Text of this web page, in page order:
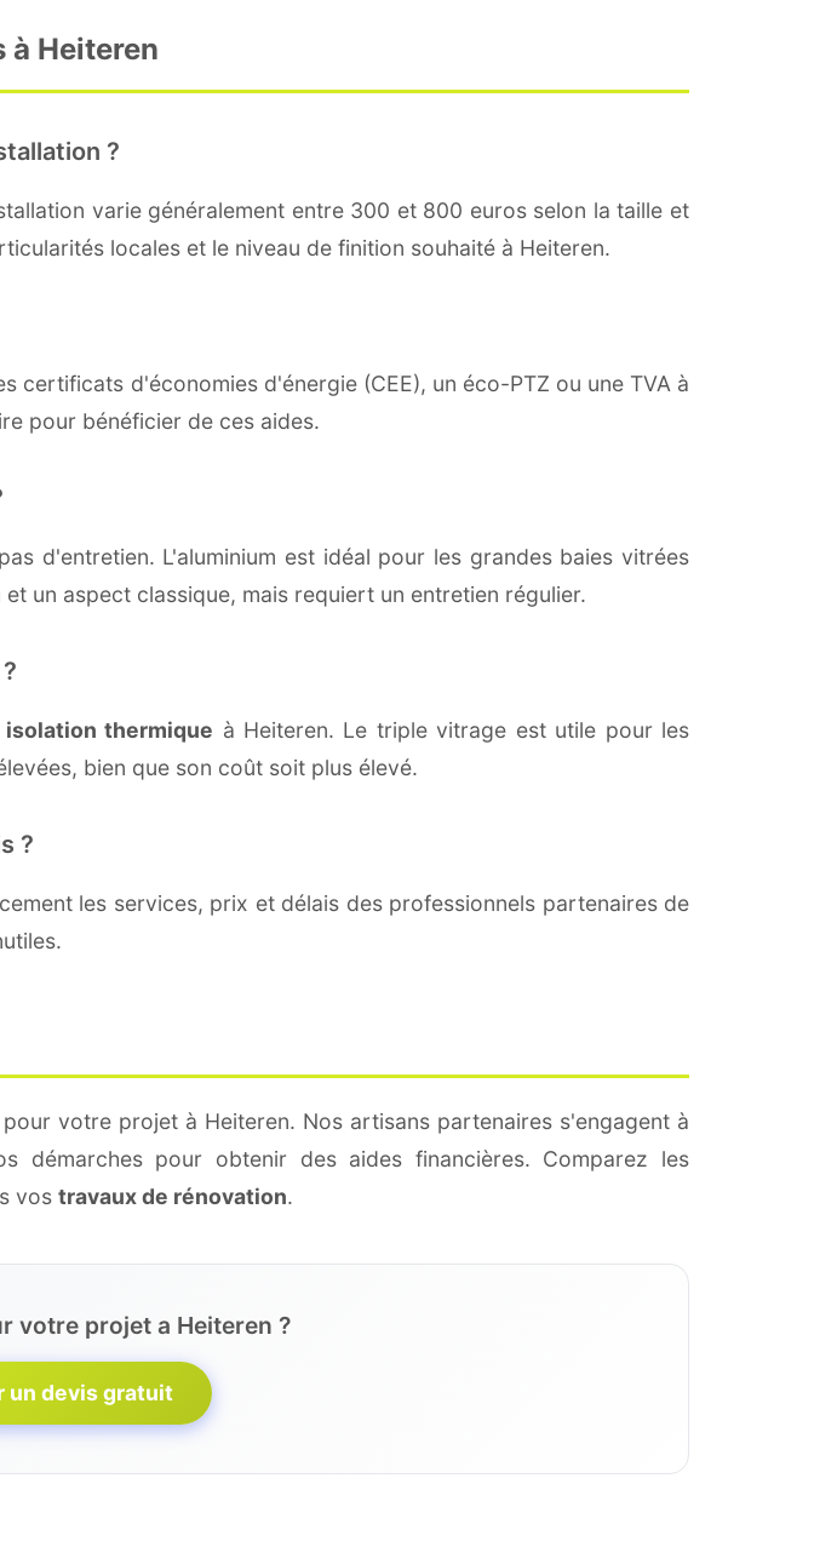
à Heiteren
?
varie généralement entre 300 et 800 euros selon la taille et
locales et le niveau de finition souhaité à Heiteren.
certificats d'économies d'énergie (CEE), un éco-PTZ ou une TVA à
pour bénéficier de ces aides.
d'entretien. L'aluminium est idéal pour les grandes baies vitrées
un aspect classique, mais requiert un entretien régulier.
isolation thermique à Heiteren. Le triple vitrage est utile pour les
bien que son coût soit plus élevé.
?
les services, prix et délais des professionnels partenaires de
votre projet à Heiteren. Nos artisans partenaires s'engagent à
pour obtenir des aides financières. Comparez les
vos travaux de rénovation.
votre projet a Heiteren ?
un devis gratuit